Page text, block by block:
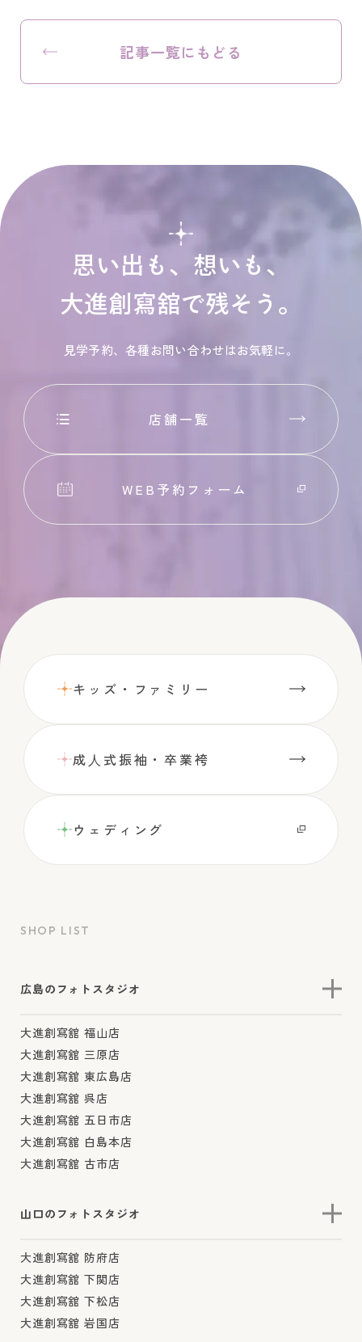
記事一覧にもどる
思い出も、想いも、
大進創寫舘で残そう。
見学予約、各種お問い合わせはお気軽に。
店舗一覧
WEB予約フォーム
キッズ・ファミリー
成⼈式振袖・卒業袴
ウェディング
SHOP LIST
広島のフォトスタジオ
大進創寫舘 福山店
大進創寫舘 三原店
大進創寫舘 東広島店
大進創寫舘 呉店
大進創寫舘 五日市店
大進創寫舘 白島本店
大進創寫舘 古市店
山口のフォトスタジオ
大進創寫舘 防府店
大進創寫舘 下関店
大進創寫舘 下松店
大進創寫舘 岩国店